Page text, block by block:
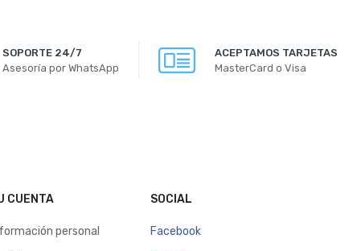
SOPORTE 24/7
Asesoría por WhatsApp
ACEPTAMOS TARJETAS
MasterCard o Visa
CUENTA
personal
SOCIAL
Facebook